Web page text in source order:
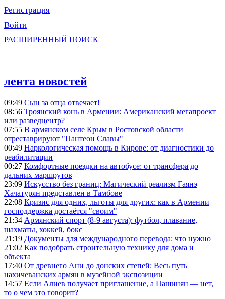
Регистрация
Войти
РАСШИРЕННЫЙ ПОИСК
лента новостей
09:49 Сын за отца отвечает!
08:56 Троянский конь в Армении: Американский мегапроект
или разведцентр?
07:55 В армянском селе Крым в Ростовской области
отреставрируют "Пантеон Славы"
00:49 Наркологическая помощь в Кирове: от диагностики до
реабилитации
00:27 Комфортные поездки на автобусе: от трансфера до
дальних маршрутов
23:09 Искусство без границ: Магический реализм Гаянэ
Хачатурян представлен в Тамбове
22:08 Кризис для одних, льготы для других: как в Армении
господдержка достаётся "своим"
21:34 Армянский спорт (8-9 августа): футбол, плавание,
шахматы, хоккей, бокс
21:19 Документы для международного перевода: что нужно
21:02 Как подобрать строительную технику для дома и
объекта
17:40 От древнего Ани до донских степей: Весь путь
нахичеванских армян в музейной экспозиции
14:57 Если Алиев получает приглашение, а Пашинян — нет,
то о чем это говорит?